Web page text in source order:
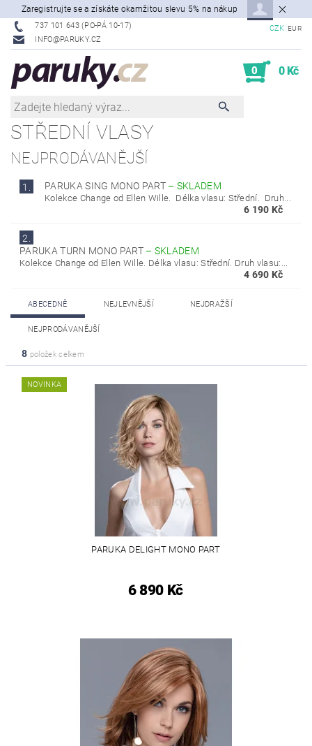
Zaregistrujte se a získáte okamžitou slevu 5% na nákup
737 101 643 (PO-PÁ 10-17)
INFO@PARUKY.CZ
CZK EUR
0 0 Kč
STŘEDNÍ VLASY
NEJPRODÁVANĚJŠÍ
1. PARUKA SING MONO PART – SKLADEM
Kolekce Change od Ellen Wille. Délka vlasu: Střední. Druh...
6 190 Kč
2.
PARUKA TURN MONO PART – SKLADEM
Kolekce Change od Ellen Wille. Délka vlasu: Střední. Druh vlasu:...
4 690 Kč
ABECEDNĚ NEJLEVNĚJŠÍ NEJDRAŽŠÍ
NEJPRODÁVANĚJŠÍ
8 položek celkem
NOVINKA
PARUKA DELIGHT MONO PART
6 890 Kč